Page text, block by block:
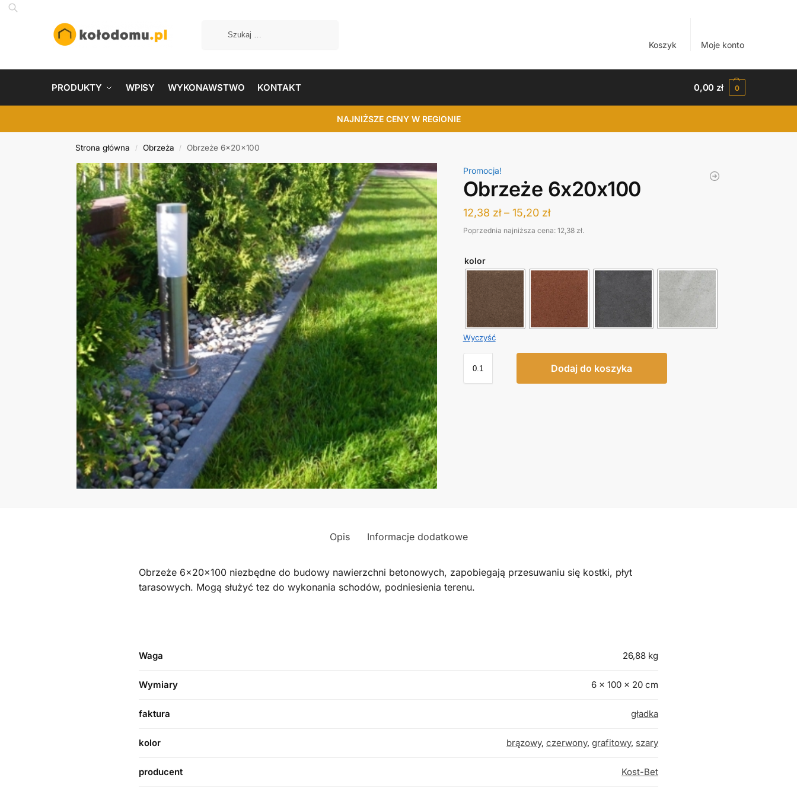
Koszyk Moje konto
PRODUKTY WPISY WYKONAWSTWO KONTAKT 0,00zł 0
NAJNIŻSZE CENY W REGIONIE
Strona główna / Obrzeża / Obrzeże 6x20x100
Promocja!
Obrzeże 6x20x100
12,38 zł – 15,20 zł
Poprzednia najniższa cena: 12,38 zł.
kolor
Wyczyść
Dodaj do koszyka
Opis Informacje dodatkowe
Obrzeże 6x20x100 niezbędne do budowy nawierzchni betonowych, zapobiegają przesuwaniu się kostki, płyt
tarasowych. Mogą służyć tez do wykonania schodów, podniesienia terenu.
Waga 26,88 kg
Wymiary 6 × 100 × 20 cm
faktura gładka
kolor brązowy, czerwony, grafitowy, szary
producent Kost-Bet